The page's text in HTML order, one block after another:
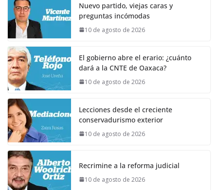
Nuevo partido, viejas caras y
preguntas incómodas
10 de agosto de 2026
El gobierno abre el erario: ¿cuánto
dará a la CNTE de Oaxaca?
10 de agosto de 2026
Lecciones desde el creciente
conservadurismo exterior
10 de agosto de 2026
Recrimine a la reforma judicial
10 de agosto de 2026